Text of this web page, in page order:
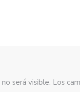
será visible. Los